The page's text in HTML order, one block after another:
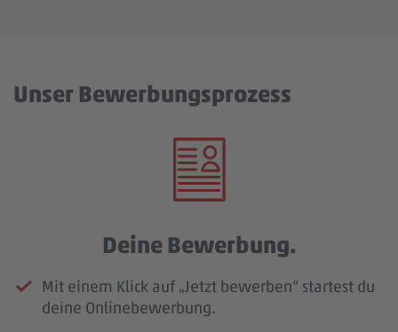
Unser Bewerbungsprozess
Deine Bewerbung.
Mit einem Klick auf „Jetzt bewerben“ startest du
deine Onlinebewerbung.